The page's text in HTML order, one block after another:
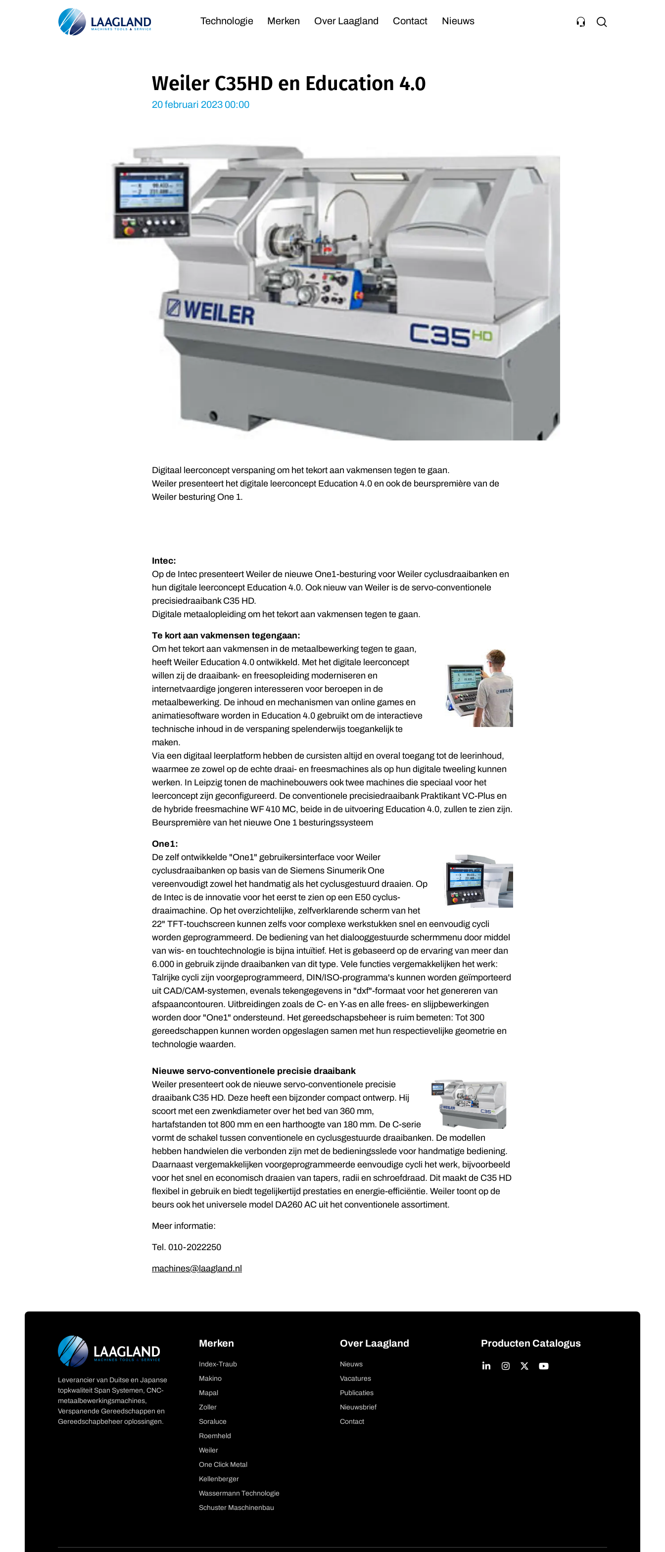
Navigation
Technologie Merken Over Laagland Contact Nieuws
Weiler C35HD en Education 4.0
20 februari 2023 00:00
Digitaal leerconcept verspaning om het tekort aan vakmensen tegen te gaan.
Weiler presenteert het digitale leerconcept Education 4.0 en ook de beurspremière van de
Weiler besturing One 1.
Intec:
Op de Intec presenteert Weiler de nieuwe One1-besturing voor Weiler cyclusdraaibanken en
hun digitale leerconcept Education 4.0. Ook nieuw van Weiler is de servo-conventionele
precisiedraaibank C35 HD.
Digitale metaalopleiding om het tekort aan vakmensen tegen te gaan.
Te kort aan vakmensen tegengaan:
Om het tekort aan vakmensen in de metaalbewerking tegen te gaan,
heeft Weiler Education 4.0 ontwikkeld. Met het digitale leerconcept
willen zij de draaibank- en freesopleiding moderniseren en
internetvaardige jongeren interesseren voor beroepen in de
metaalbewerking. De inhoud en mechanismen van online games en
animatiesoftware worden in Education 4.0 gebruikt om de interactieve
technische inhoud in de verspaning spelenderwijs toegankelijk te
maken.
Via een digitaal leerplatform hebben de cursisten altijd en overal toegang tot de leerinhoud,
waarmee ze zowel op de echte draai- en freesmachines als op hun digitale tweeling kunnen
werken. In Leipzig tonen de machinebouwers ook twee machines die speciaal voor het
leerconcept zijn geconfigureerd. De conventionele precisiedraaibank Praktikant VC-Plus en
de hybride freesmachine WF 410 MC, beide in de uitvoering Education 4.0, zullen te zien zijn.
Beurspremière van het nieuwe One 1 besturingssysteem
One1:
De zelf ontwikkelde "One1" gebruikersinterface voor Weiler
cyclusdraaibanken op basis van de Siemens Sinumerik One
vereenvoudigt zowel het handmatig als het cyclusgestuurd draaien. Op
de Intec is de innovatie voor het eerst te zien op een E50 cyclus-
draaimachine. Op het overzichtelijke, zelfverklarende scherm van het
22" TFT-touchscreen kunnen zelfs voor complexe werkstukken snel en eenvoudig cycli
worden geprogrammeerd. De bediening van het dialooggestuurde schermmenu door middel
van wis- en touchtechnologie is bijna intuïtief. Het is gebaseerd op de ervaring van meer dan
6.000 in gebruik zijnde draaibanken van dit type. Vele functies vergemakkelijken het werk:
Talrijke cycli zijn voorgeprogrammeerd, DIN/ISO-programma's kunnen worden geïmporteerd
uit CAD/CAM-systemen, evenals tekengegevens in "dxf"-formaat voor het genereren van
afspaancontouren. Uitbreidingen zoals de C- en Y-as en alle frees- en slijpbewerkingen
worden door "One1" ondersteund. Het gereedschapsbeheer is ruim bemeten: Tot 300
gereedschappen kunnen worden opgeslagen samen met hun respectievelijke geometrie en
technologie waarden.
Nieuwe servo-conventionele precisie draaibank
Weiler presenteert ook de nieuwe servo-conventionele precisie
draaibank C35 HD. Deze heeft een bijzonder compact ontwerp. Hij
scoort met een zwenkdiameter over het bed van 360 mm,
hartafstanden tot 800 mm en een harthoogte van 180 mm. De C-serie
vormt de schakel tussen conventionele en cyclusgestuurde draaibanken. De modellen
hebben handwielen die verbonden zijn met de bedieningsslede voor handmatige bediening.
Daarnaast vergemakkelijken voorgeprogrammeerde eenvoudige cycli het werk, bijvoorbeeld
voor het snel en economisch draaien van tapers, radii en schroefdraad. Dit maakt de C35 HD
flexibel in gebruik en biedt tegelijkertijd prestaties en energie-efficiëntie. Weiler toont op de
beurs ook het universele model DA260 AC uit het conventionele assortiment.
Meer informatie:
Tel. 010-2022250
machines@laagland.nl
Leverancier van Duitse en Japanse
topkwaliteit Span Systemen, CNC-
metaalbewerkingsmachines,
Verspanende Gereedschappen en
Gereedschapbeheer oplossingen.
Merken
Index-Traub
Makino
Mapal
Zoller
Soraluce
Roemheld
Weiler
One Click Metal
Kellenberger
Wassermann Technologie
Schuster Maschinenbau
Over Laagland
Nieuws
Vacatures
Publicaties
Nieuwsbrief
Contact
Producten Catalogus